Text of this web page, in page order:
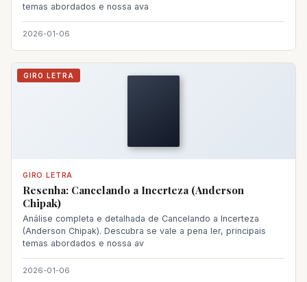
temas abordados e nossa ava
2026-01-06
GIRO LETRA
GIRO LETRA
Resenha: Cancelando a Incerteza (Anderson
Chipak)
Análise completa e detalhada de Cancelando a Incerteza
(Anderson Chipak). Descubra se vale a pena ler, principais
temas abordados e nossa av
2026-01-06